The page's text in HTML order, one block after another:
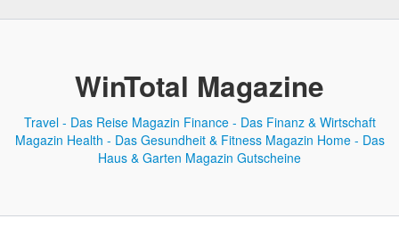
WinTotal Magazine
Travel - Das Reise Magazin Finance - Das Finanz & Wirtschaft
Magazin Health - Das Gesundheit & Fitness Magazin Home - Das
Haus & Garten Magazin Gutscheine